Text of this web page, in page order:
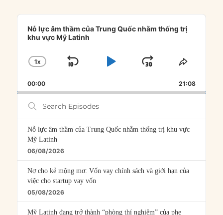
Audio
Player
Nỗ lực âm thầm của Trung Quốc nhằm thống trị
khu vực Mỹ Latinh
CHANGE
RATE
1X
SKIP
PLAYJUMP
FORWARD
SHARE
00:00 21:08
Search
Episodes
Nỗ lực âm thầm của Trung Quốc nhằm thống trị khu vực
Mỹ Latinh
06/08/2026
Nợ cho kẻ mộng mơ: Vốn vay chính sách và giới hạn của
việc cho startup vay vốn
05/08/2026
Mỹ Latinh đang trở thành “phòng thí nghiệm” của phe